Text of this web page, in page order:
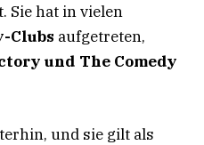
Sie hat in vielen
Clubs aufgetreten,
und The Comedy
und sie gilt als